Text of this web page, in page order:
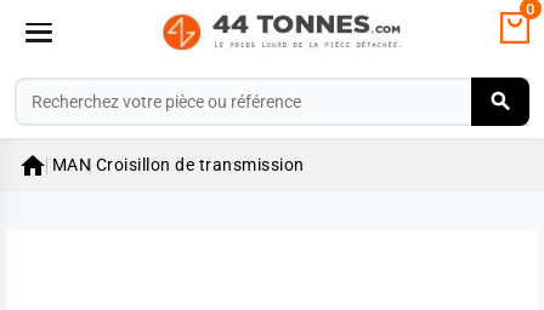
0
 MAN Croisillon de transmission